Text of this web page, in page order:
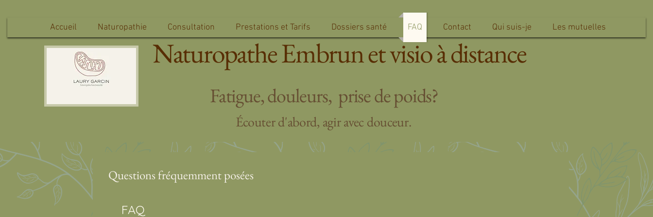
Accueil Naturopathie Consultation Prestations et Tarifs Dossiers santé FAQ Contact Qui suis-je Les mutuelles
Naturopathe Embrun et visio à distance
Fatigue, douleurs, prise de poids?
Écouter d'abord, agir avec douceur.
Questions fréquemment posées
FAQ